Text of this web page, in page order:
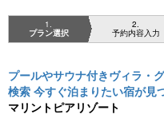
1
プラン選択
2
予約内容入力
プールやサウナ付きヴィラ・
検索 今すぐ泊まりたい宿が見
マリントピアリゾート